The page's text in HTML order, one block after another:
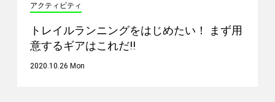
アクティビティ
トレイルランニングをはじめたい！ まず用
意するギアはこれだ!!
2020.10.26 Mon